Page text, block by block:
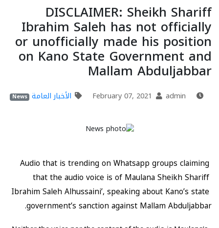
DISCLAIMER: Sheikh Shariff
Ibrahim Saleh has not officially
or unofficially made his position
on Kano State Government and
Mallam Abduljabbar
admin الأخبار العامة News
Audio that is trending on Whatsapp groups claiming
that the audio voice is of Maulana Sheikh Shariff
Ibrahim Saleh Alhussaini’, speaking about Kano’s state
government’s sanction against Mallam Abduljabbar.